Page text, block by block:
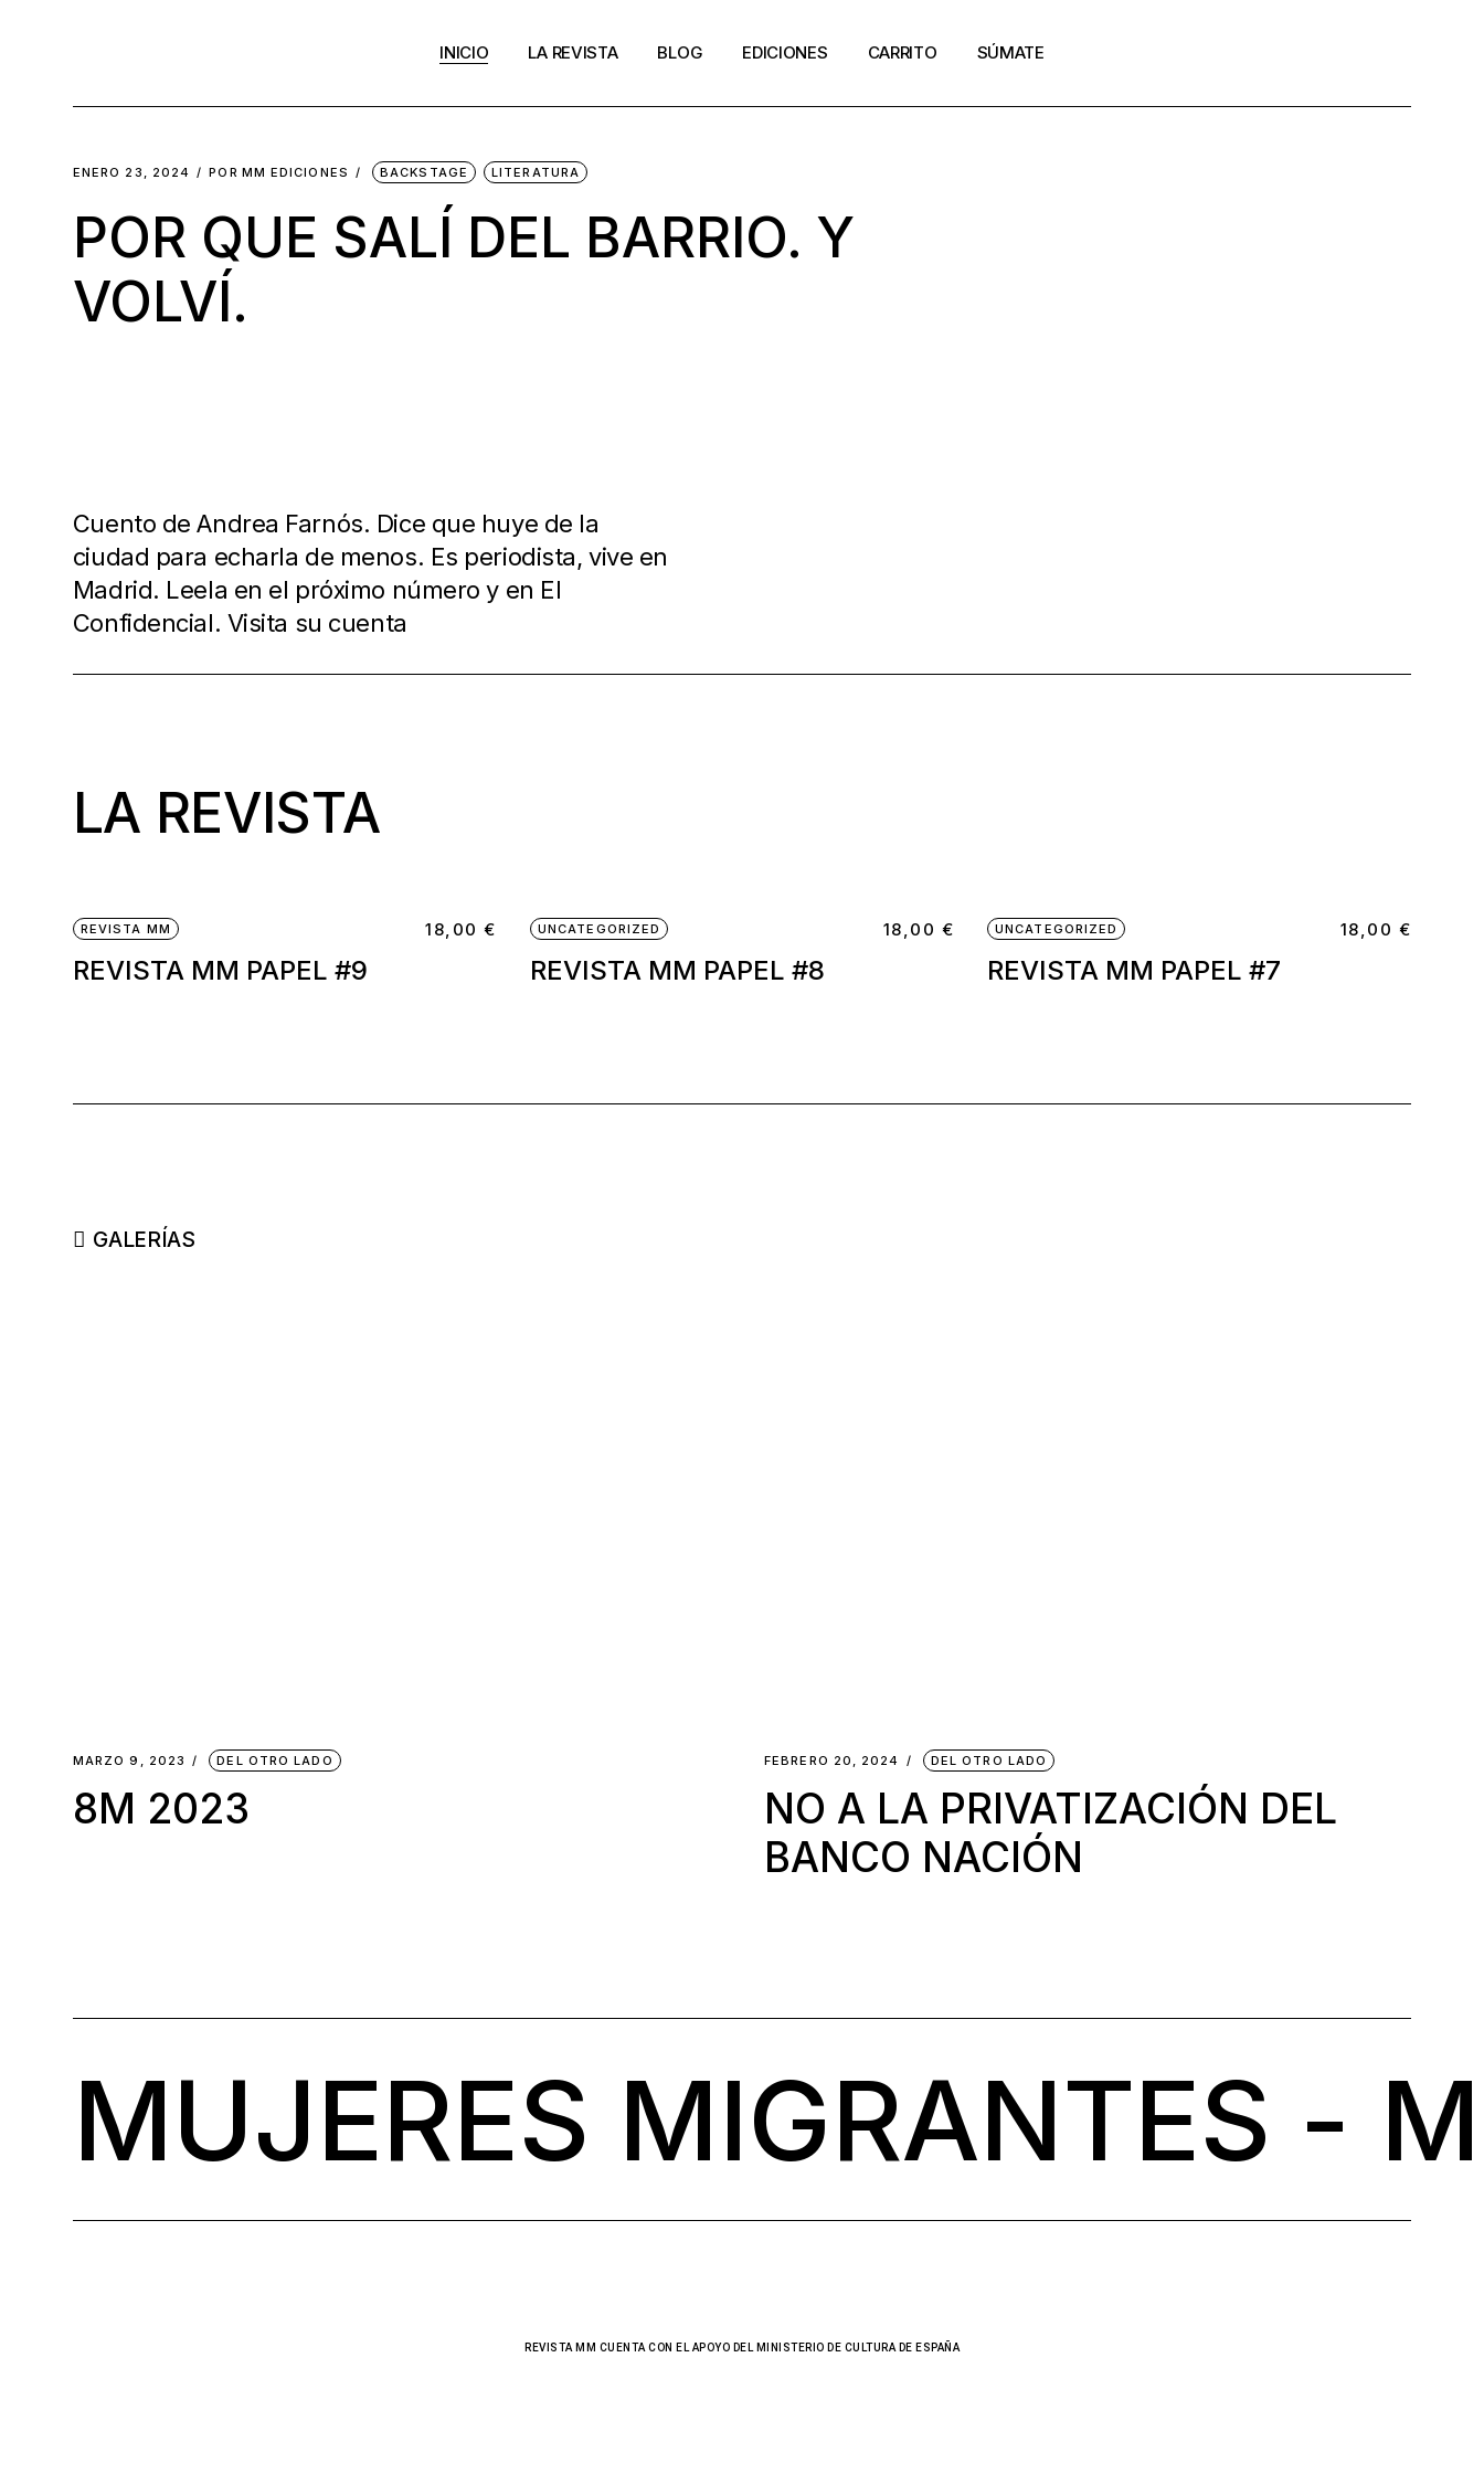
INICIO LA REVISTA BLOG EDICIONES CARRITO SÚMATE
ENERO 23, 2024 POR MM EDICIONES BACKSTAGE LITERATURA
POR QUE SALÍ DEL BARRIO. Y
VOLVÍ.
Cuento de Andrea Farnós. Dice que huye de la
ciudad para echarla de menos. Es periodista, vive en
Madrid. Leela en el próximo número y en El
Confidencial. Visita su cuenta
LA REVISTA
REVISTA MM
REVISTA MM PAPEL #9
18,00€ UNCATEGORIZED
REVISTA MM PAPEL #8
18,00 € UNCATEGORIZED
REVISTA MM PAPEL #7
18,00 €
GALERÍAS
MARZO 9, 2023 DEL OTRO LADO
8M 2023
FEBRERO 20, 2024 DEL OTRO LADO
NO A LA PRIVATIZACIÓN DEL
BANCO NACIÓN
MUJERES MIGRANTES -
REVISTA MM CUENTA CON EL APOYO DEL MINISTERIO DE CULTURA DE ESPAÑA